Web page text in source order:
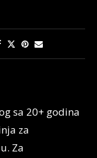
sa 20+ godina
za
Za